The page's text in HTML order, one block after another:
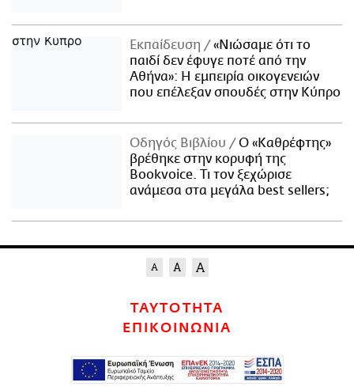
Εκπαίδευση
«Νιώσαμε ότι το
παιδί δεν έφυγε ποτέ από την
Αθήνα»: Η εμπειρία οικογενειών
που επέλεξαν σπουδές στην Κύπρο
Οδηγός Βιβλίου
Ο «Καθρέφτης»
βρέθηκε στην κορυφή της
Bookvoice. Τι τον ξεχώρισε
ανάμεσα στα μεγάλα best sellers;
ΤΑΥΤΟΤΗΤΑ
ΕΠΙΚΟΙΝΩΝΙΑ